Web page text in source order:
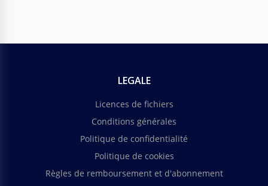
LEGALE
Licences de fichiers
Conditions générales
Politique de confidentialité
Politique de cookies
Règles de remboursement et d'abonnement